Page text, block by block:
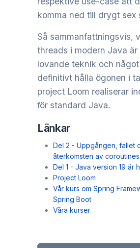
komma ned till drygt sex
Så sammanfattningsvis,
threads i modern Java
lovande teknik och
definitivt hålla ögonen i
project Loom realiserar
för standard Java.
Länkar
Del 2 - Uppgången, fallet
återkomsten av coroutines
Del 1 - Java version 19 är
Project Loom
Vår kurs om Spring
Spring Boot
Våra kurser